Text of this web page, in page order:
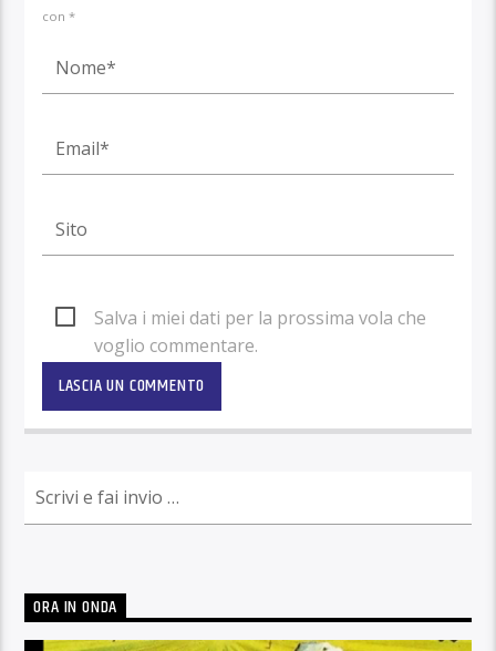
con *
Salva i miei dati per la prossima vola che
voglio commentare.
ORA IN ONDA